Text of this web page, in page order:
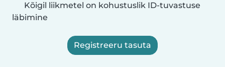
Kõigil liikmetel on kohustuslik ID-tuvastuse
läbimine
Registreeru tasuta